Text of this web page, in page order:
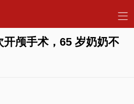
开颅手术，65 岁奶奶不